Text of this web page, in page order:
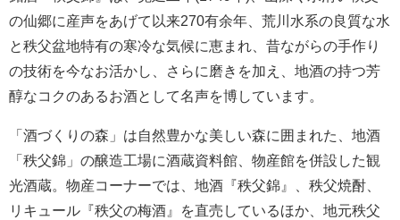
の仙郷に産声をあげて以来270有余年、荒川水系の良質な水
と秩父盆地特有の寒冷な気候に恵まれ、昔ながらの手作り
の技術を今なお活かし、さらに磨きを加え、地酒の持つ芳
醇なコクのあるお酒として名声を博しています。
「酒づくりの森」は自然豊かな美しい森に囲まれた、地酒
「秩父錦」の醸造工場に酒蔵資料館、物産館を併設した観
光酒蔵。物産コーナーでは、地酒『秩父錦』、秩父焼酎、
リキュール『秩父の梅酒』を直売しているほか、地元秩父